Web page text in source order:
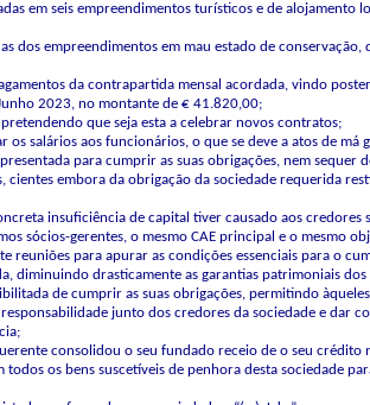
em seis empreendimentos turísticos e de alojamento
empreendimentos em mau estado de conservação,
da contrapartida mensal acordada, vindo
2023, no montante de € 41.820,00;
que seja esta a celebrar novos contratos;
salários aos funcionários, o que se deve a atos de má
para cumprir as suas obrigações, nem sequer
cientes embora da obrigação da sociedade requerida
insuficiência de capital tiver causado aos credores
sócios-gerentes, o mesmo CAE principal e o mesmo
reuniões para apurar as condições essenciais para o
diminuindo drasticamente as garantias patrimoniais
de cumprir as suas obrigações, permitindo
junto dos credores da sociedade e dar
consolidou o seu fundado receio de o seu crédito
os bens suscetíveis de penhora desta sociedade